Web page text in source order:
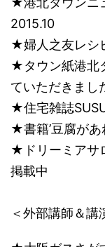
2015.10
★婦人之友レシ
★タウン紙港北
ていただきまし
★住宅雑誌
★書籍’豆腐があ
★ドリーミアサ
掲載中
＜外部講師＆講